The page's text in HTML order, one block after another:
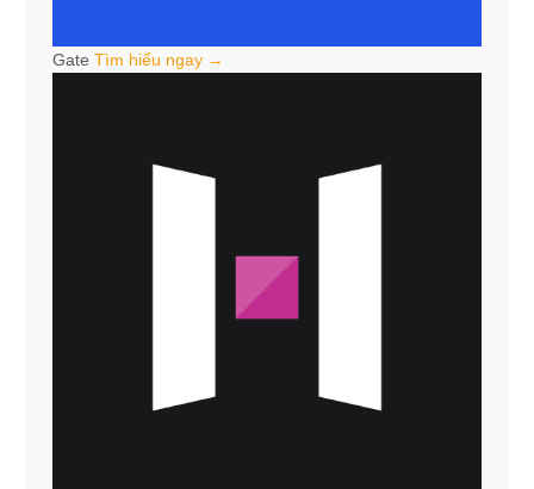
Gate Tìm hiểu ngay →